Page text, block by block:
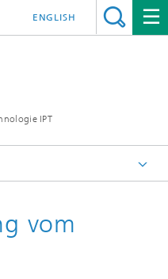
IPT
ENGLISH
vom